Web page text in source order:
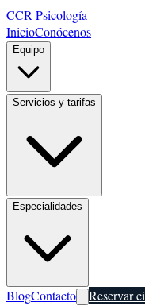
CCR Psicología
InicioConócenos
Equipo
Servicios y tarifas
Especialidades
BlogContacto Reservar